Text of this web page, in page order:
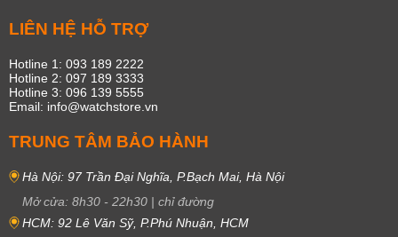
LIÊN HỆ HỖ TRỢ
Hotline 1: 093 189 2222
Hotline 2: 097 189 3333
Hotline 3: 096 139 5555
Email: info@watchstore.vn
TRUNG TÂM BẢO HÀNH
Hà Nội: 97 Trần Đại Nghĩa, P.Bạch Mai, Hà Nội
Mở cửa: 8h30 - 22h30 | chỉ đường
HCM: 92 Lê Văn Sỹ, P.Phú Nhuận, HCM